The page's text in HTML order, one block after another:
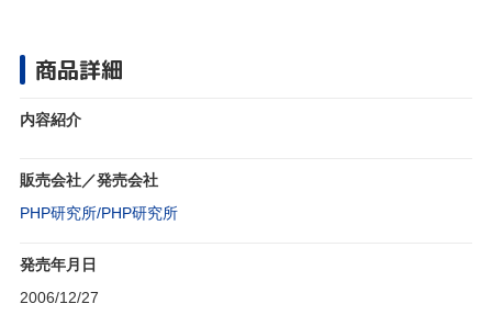
商品詳細
内容紹介
販売会社／発売会社
PHP研究所/PHP研究所
発売年月日
2006/12/27